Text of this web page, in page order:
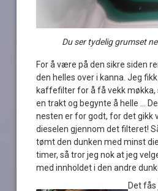
Du ser tydelig grumset
For å være på den sikre siden
den helles over i kanna. Jeg
kaffefilter for å få vekk
en trakt og begynte å helle …
nesten er for godt, for det gikk
dieselen gjennom det filteret!
tømt den dunken med minst
timer, så tror jeg nok at jeg
med innholdet i den andre
Det